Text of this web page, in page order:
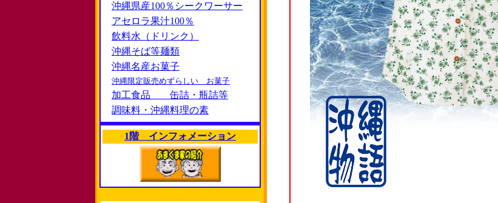
沖縄県産100％シークワーサー
アセロラ果汁100％
飲料水（ドリンク）
沖縄そば等麺類
沖縄名産お菓子
沖縄限定販売めずらしい お菓子
加工食品 缶詰・瓶詰等
調味料・沖縄料理の素
1階 インフォメーション